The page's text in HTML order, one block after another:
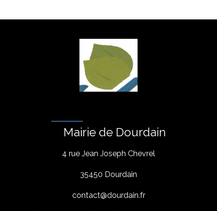
Mairie de Dourdain
4 rue Jean Joseph Chevrel
35450 Dourdain
contact@dourdain.fr